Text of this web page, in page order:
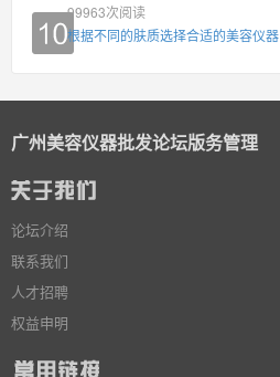
99963次阅读
根据不同的肤质选择合适的美容仪器
广州美容仪器批发论坛版务管理
论坛介绍
联系我们
人才招聘
权益申明